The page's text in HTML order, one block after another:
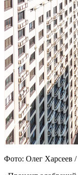
Фото: Олег Харсеев